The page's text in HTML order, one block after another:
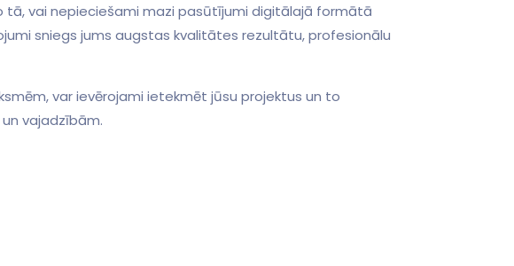
tā, vai nepieciešami mazi pasūtījumi digitālajā formātā
sniegs jums augstas kvalitātes rezultātu, profesionālu
var ievērojami ietekmēt jūsu projektus un to
vajadzībām.